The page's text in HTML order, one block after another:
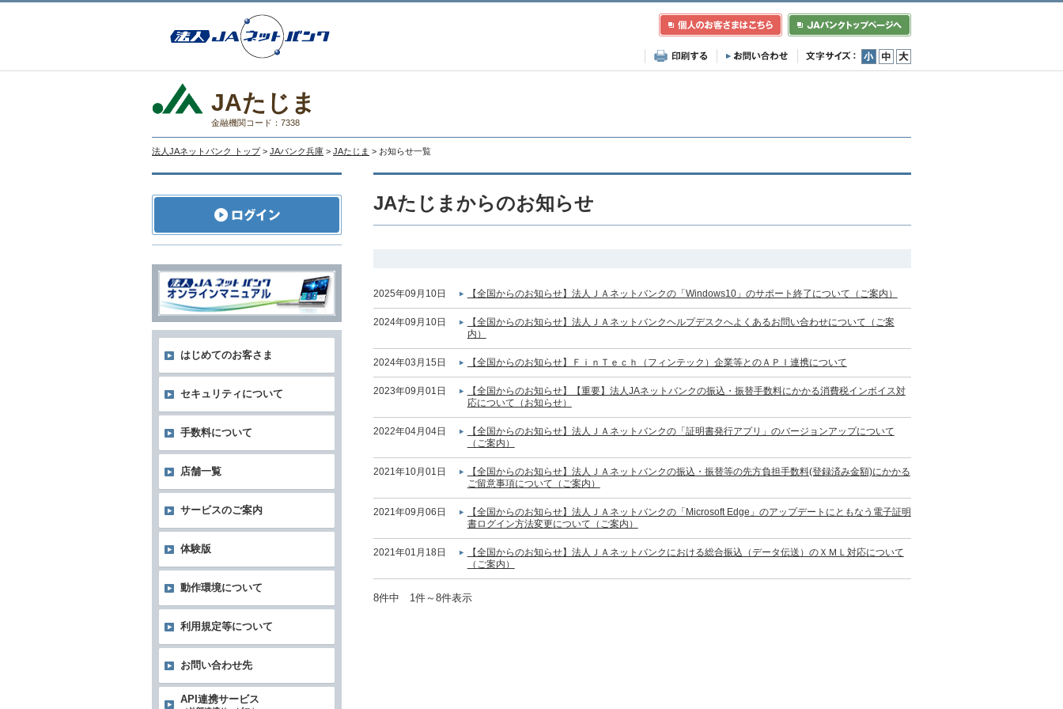
小 中 大
JAたじま
金融機関コード：7338
法人JAネットバンク トップ > JAバンク兵庫 > JAたじま > お知らせ一覧
JAたじまからのお知らせ
2025年09月10日 【全国からのお知らせ】法人ＪＡネットバンクの「Windows10」のサポート終了について（ご案内）
2024年09月10日
【全国からのお知らせ】法人ＪＡネットバンクヘルプデスクへよくあるお問い合わせについて（ご案
内）
2024年03月15日 【全国からのお知らせ】ＦｉｎＴｅｃｈ（フィンテック）企業等とのＡＰＩ連携について
2023年09月01日
【全国からのお知らせ】【重要】法人JAネットバンクの振込・振替手数料にかかる消費税インボイス対
応について（お知らせ）
2022年04月04日
【全国からのお知らせ】法人ＪＡネットバンクの「証明書発行アプリ」のバージョンアップについて
（ご案内）
2021年10月01日
【全国からのお知らせ】法人ＪＡネットバンクの振込・振替等の先方負担手数料(登録済み金額)にかかる
ご留意事項について（ご案内）
2021年09月06日
【全国からのお知らせ】法人ＪＡネットバンクの「Microsoft Edge」のアップデートにともなう電子証明
書ログイン方法変更について（ご案内）
2021年01月18日
【全国からのお知らせ】法人ＪＡネットバンクにおける総合振込（データ伝送）のＸＭＬ対応について
（ご案内）
8件中 1件～8件表示
はじめてのお客さま
セキュリティについて
手数料について
店舗一覧
サービスのご案内
体験版
動作環境について
利用規定等について
お問い合わせ先
API連携サービス